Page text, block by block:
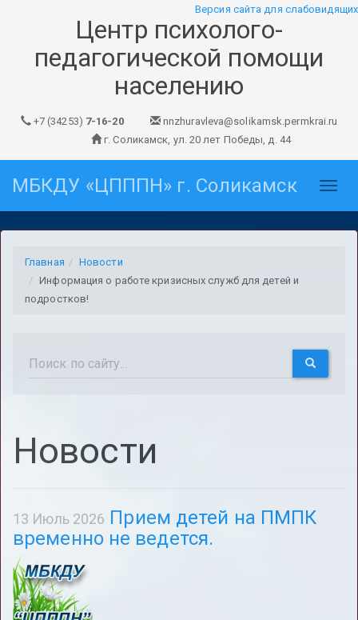
Версия сайта для слабовидящих
Центр психолого-
педагогической помощи
населению
+7 (34253) 7-16-20
nnzhuravleva@solikamsk.permkrai.ru
г. Соликамск, ул. 20 лет Победы, д. 44
МБКДУ «ЦПППН» г. Соликамск
Главная
Новости
Информация о работе кризисных служб для детей и
подростков!
Новости
13 Июль 2026 Прием детей на ПМПК
временно не ведется.